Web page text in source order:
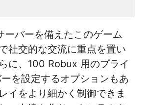
ーバーを備えたこのゲーム
社交的な交流に重点を置い
に、100 Robux 用のプライ
を設定するオプションもあ
イをより細かく制御できま